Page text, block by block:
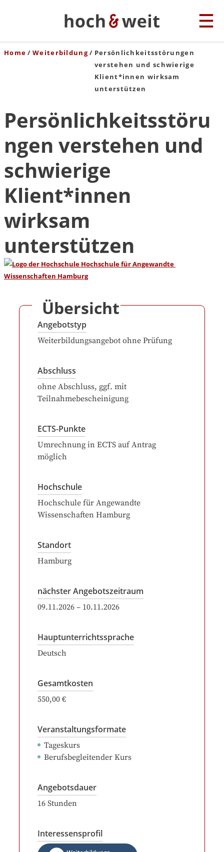
Home Weiterbildung
Persönlichkeitsstörungen
verstehen und schwierige
Klient*innen wirksam
unterstützen
Persönlichkeitsstöru
ngen verstehen und
schwierige
Klient*innen
wirksam
unterstützen
Übersicht
Angebotstyp
Weiterbildungsangebot ohne Prüfung
Abschluss
ohne Abschluss, ggf. mit
Teilnahmebescheinigung
ECTS-Punkte
Umrechnung in ECTS auf Antrag
möglich
Hochschule
Hochschule für Angewandte
Wissenschaften Hamburg
Standort
Hamburg
nächster Angebotszeitraum
09.11.2026 – 10.11.2026
Hauptunterrichtssprache
Deutsch
Gesamtkosten
550,00 €
Veranstaltungsformate
Tageskurs
Berufsbegleitender Kurs
Angebotsdauer
16 Stunden
Interessensprofil